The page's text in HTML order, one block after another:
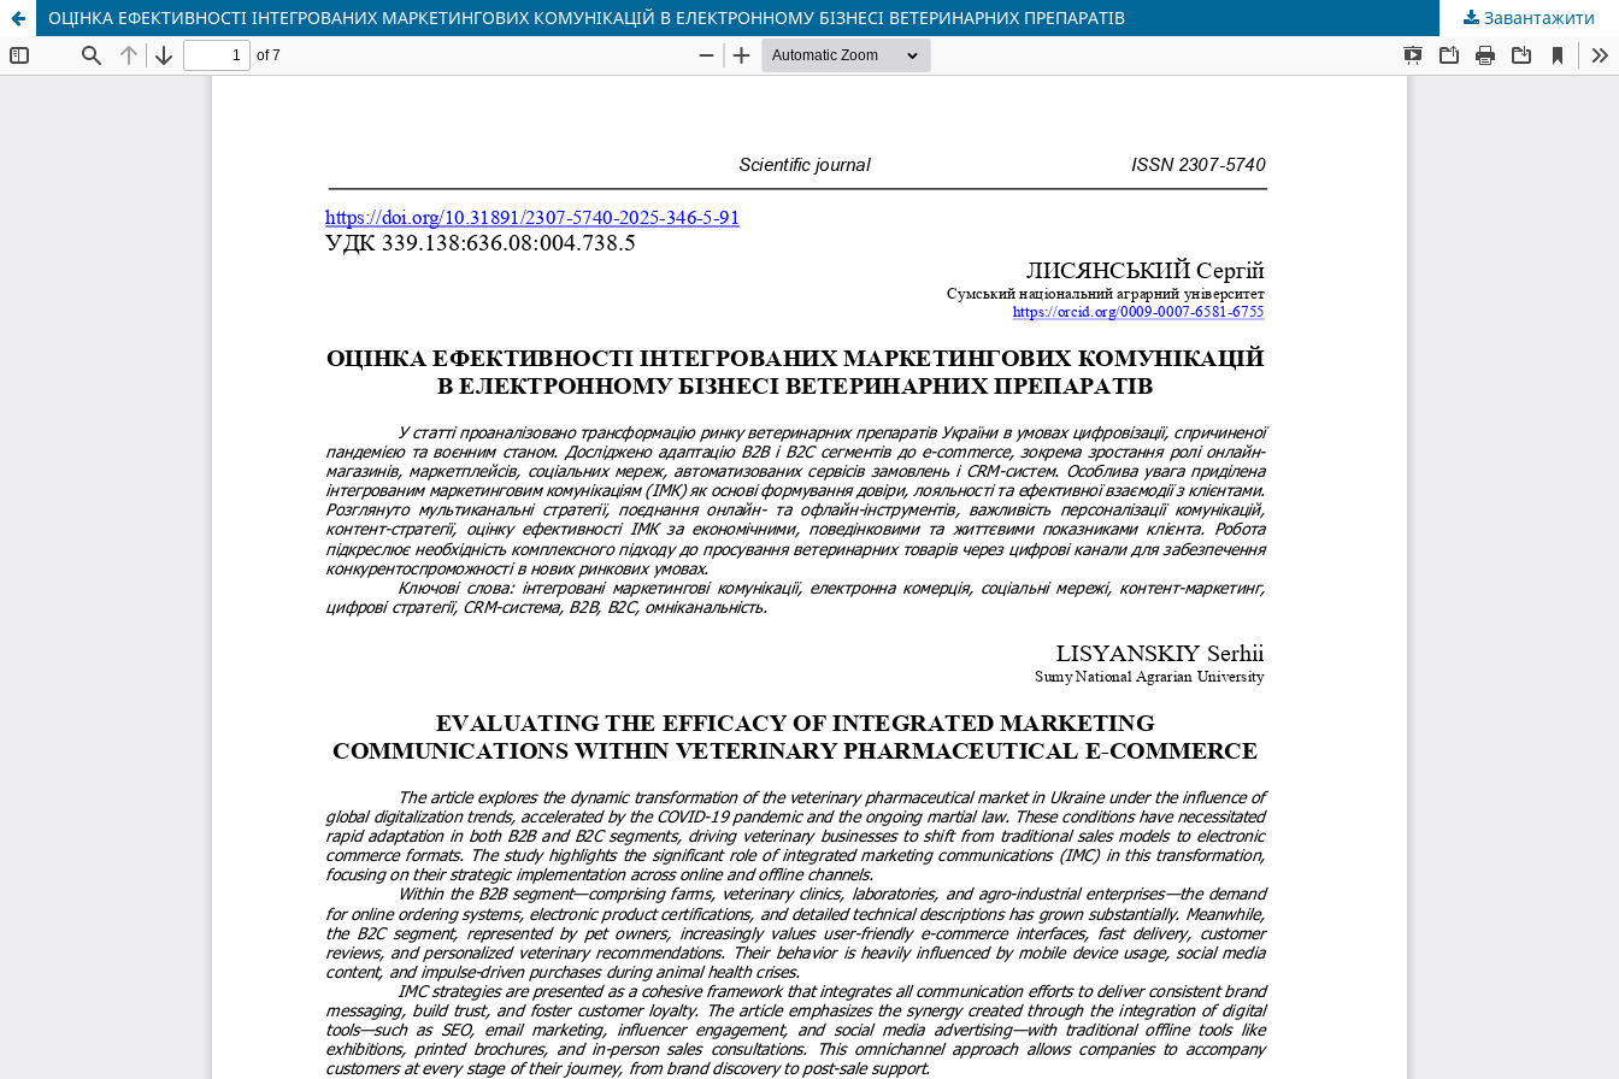
ОЦІНКА ЕФЕКТИВНОСТІ ІНТЕГРОВАНИХ МАРКЕТИНГОВИХ КОМУНІКАЦІЙ В ЕЛЕКТРОННОМУ БІЗНЕСІ ВЕТЕРИНАРНИХ ПРЕПАРАТІВ Завантажити